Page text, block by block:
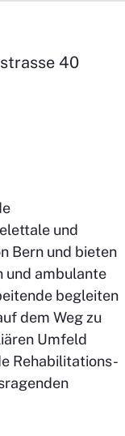
40
und
Bern und bieten
und ambulante
begleiten
dem Weg zu
Umfeld
Rehabilitations-